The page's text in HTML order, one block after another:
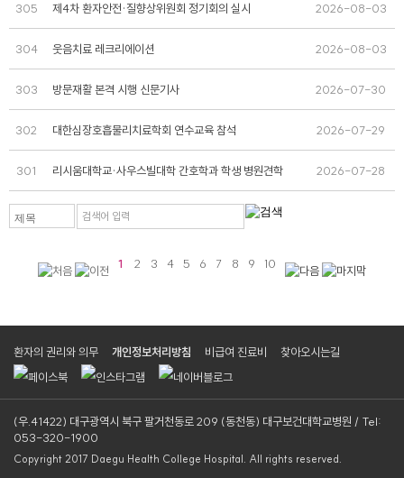
305 제4차 환자안전·질향상위원회 정기회의 실시 2026-08-03
304 웃음치료 레크리에이션 2026-08-03
303 방문재활 본격 시행 신문기사 2026-07-30
302 대한심장호흡물리치료학회 연수교육 참석 2026-07-29
301 리시움대학교·사우스빌대학 간호학과 학생 병원견학 2026-07-28
제목 검색어 입력
1 2 3 4 5 6 7 8 9 10
환자의 권리와 의무 개인정보처리방침 비급여 진료비 찾아오시는길
(우.41422) 대구광역시 북구 팔거천동로 209 (동천동) 대구보건대학교병원 / Tel:
053-320-1900
Copyright 2017 Daegu Health College Hospital. All rights reserved.